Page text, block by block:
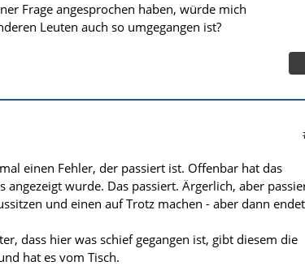
Frage angesprochen haben, würde mich
Leuten auch so umgegangen ist?
einen Fehler, der passiert ist. Offenbar hat das
angezeigt wurde. Das passiert. Ärgerlich, aber
und einen auf Trotz machen - aber dann endet
dass hier was schief gegangen ist, gibt diesem die
hat es vom Tisch.